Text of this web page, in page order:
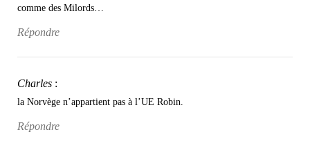
comme des Milords…
Répondre
Charles :
la Norvège n’appartient pas à l’UE Robin.
Répondre